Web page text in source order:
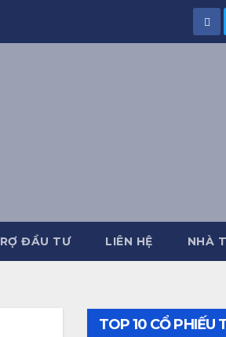
ĐẦU TƯ LIÊN HỆ NHÀ
TOP 10 CỔ PHIẾU